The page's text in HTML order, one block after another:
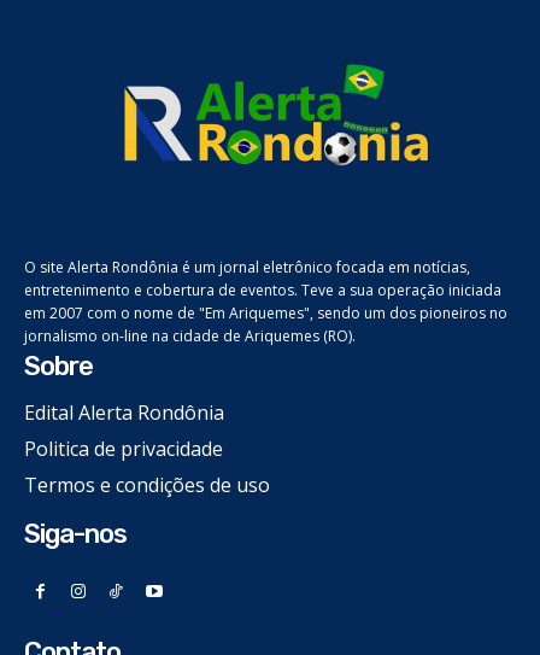
O site Alerta Rondônia é um jornal eletrônico focada em notícias,
entretenimento e cobertura de eventos. Teve a sua operação iniciada
em 2007 com o nome de "Em Ariquemes", sendo um dos pioneiros no
jornalismo on-line na cidade de Ariquemes (RO).
Sobre
Edital Alerta Rondônia
Politica de privacidade
Termos e condições de uso
Siga-nos